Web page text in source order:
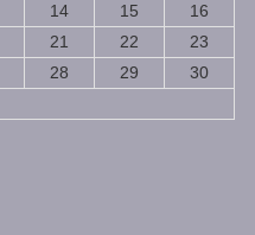
14 15
16
21 22
23
28 29
30